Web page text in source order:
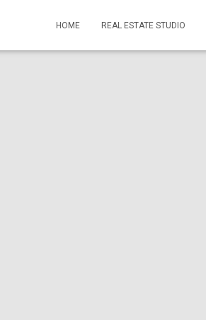
HOME REAL ESTATE STUDIO